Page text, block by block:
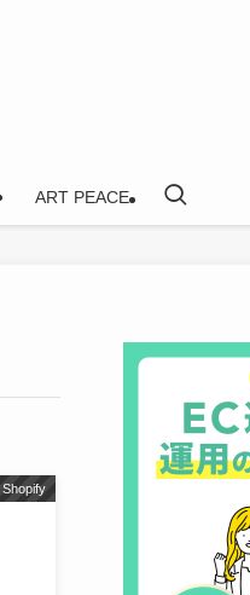
ART PEACE
Shopify